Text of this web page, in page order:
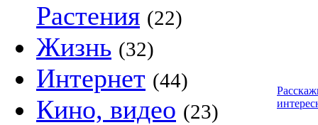
Растения (22)
Жизнь (32)
Интернет (44)
Кино, видео (23)